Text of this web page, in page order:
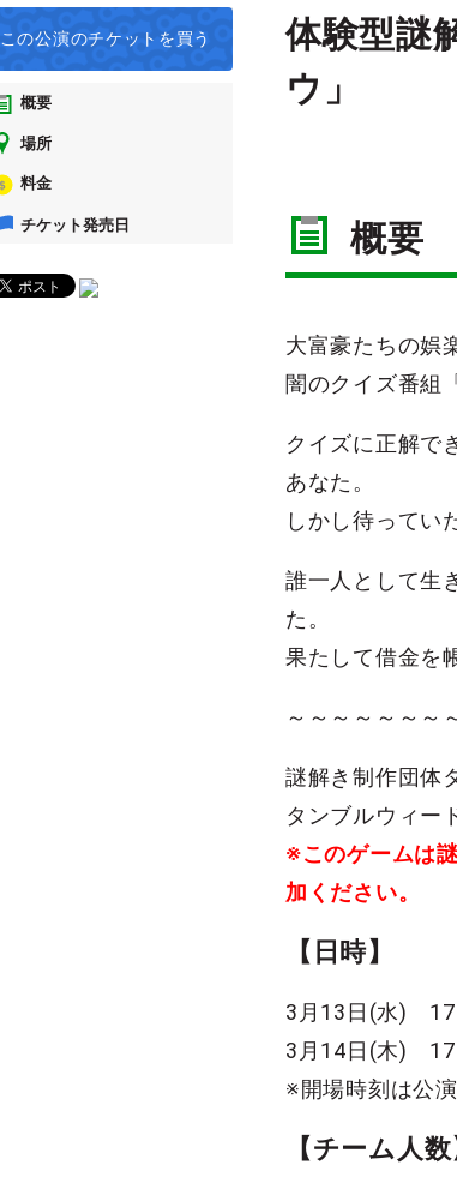
この公演のチケットを買う
概要
場所
料金
チケット発売日
体験型謎
ウ」
概要
大富豪たちの娯
闇のクイズ番組
クイズに正解で
あなた。
しかし待ってい
誰一人として生
た。
果たして借金を
～～～～～～～
謎解き制作団体
タンブルウィー
※このゲームは
加ください。
【日時】
3月13日(水)
3月14日(木)
※開場時刻は公
【チーム人数